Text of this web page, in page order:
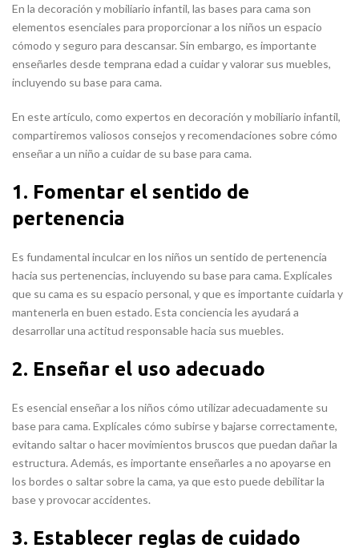
En la decoración y mobiliario infantil, las bases para cama son
elementos esenciales para proporcionar a los niños un espacio
cómodo y seguro para descansar. Sin embargo, es importante
enseñarles desde temprana edad a cuidar y valorar sus muebles,
incluyendo su base para cama.
En este artículo, como expertos en decoración y mobiliario infantil,
compartiremos valiosos consejos y recomendaciones sobre cómo
enseñar a un niño a cuidar de su base para cama.
1. Fomentar el sentido de
pertenencia
Es fundamental inculcar en los niños un sentido de pertenencia
hacia sus pertenencias, incluyendo su base para cama. Explícales
que su cama es su espacio personal, y que es importante cuidarla y
mantenerla en buen estado. Esta conciencia les ayudará a
desarrollar una actitud responsable hacia sus muebles.
2. Enseñar el uso adecuado
Es esencial enseñar a los niños cómo utilizar adecuadamente su
base para cama. Explícales cómo subirse y bajarse correctamente,
evitando saltar o hacer movimientos bruscos que puedan dañar la
estructura. Además, es importante enseñarles a no apoyarse en
los bordes o saltar sobre la cama, ya que esto puede debilitar la
base y provocar accidentes.
3. Establecer reglas de cuidado